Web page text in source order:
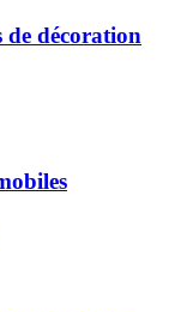
décoration